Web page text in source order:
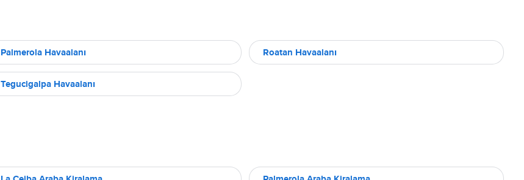
Palmerola Havaalanı Roatan Havaalanı
Tegucigalpa Havaalanı